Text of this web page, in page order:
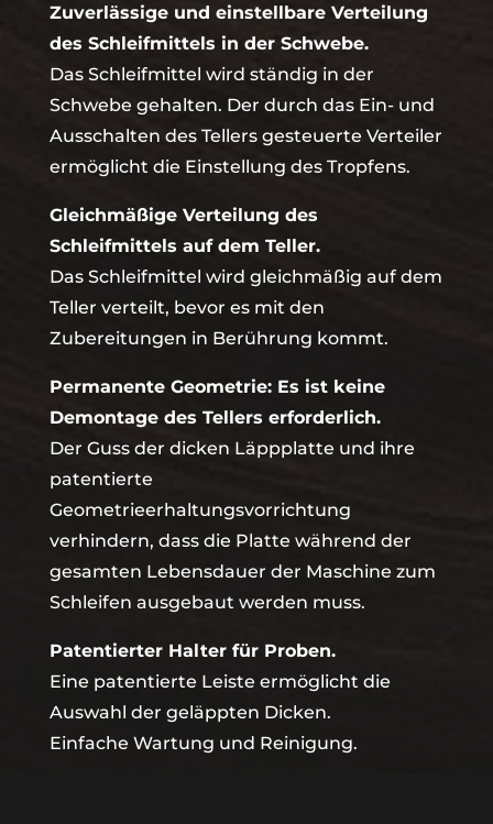
Zuverlässige und einstellbare Verteilung
des Schleifmittels in der Schwebe.
Das Schleifmittel wird ständig in der
Schwebe gehalten. Der durch das Ein- und
Ausschalten des Tellers gesteuerte Verteiler
ermöglicht die Einstellung des Tropfens.
Gleichmäßige Verteilung des
Schleifmittels auf dem Teller.
Das Schleifmittel wird gleichmäßig auf dem
Teller verteilt, bevor es mit den
Zubereitungen in Berührung kommt.
Permanente Geometrie: Es ist keine
Demontage des Tellers erforderlich.
Der Guss der dicken Läppplatte und ihre
patentierte
Geometrieerhaltungsvorrichtung
verhindern, dass die Platte während der
gesamten Lebensdauer der Maschine zum
Schleifen ausgebaut werden muss.
Patentierter Halter für Proben.
Eine patentierte Leiste ermöglicht die
Auswahl der geläppten Dicken.
Einfache Wartung und Reinigung.